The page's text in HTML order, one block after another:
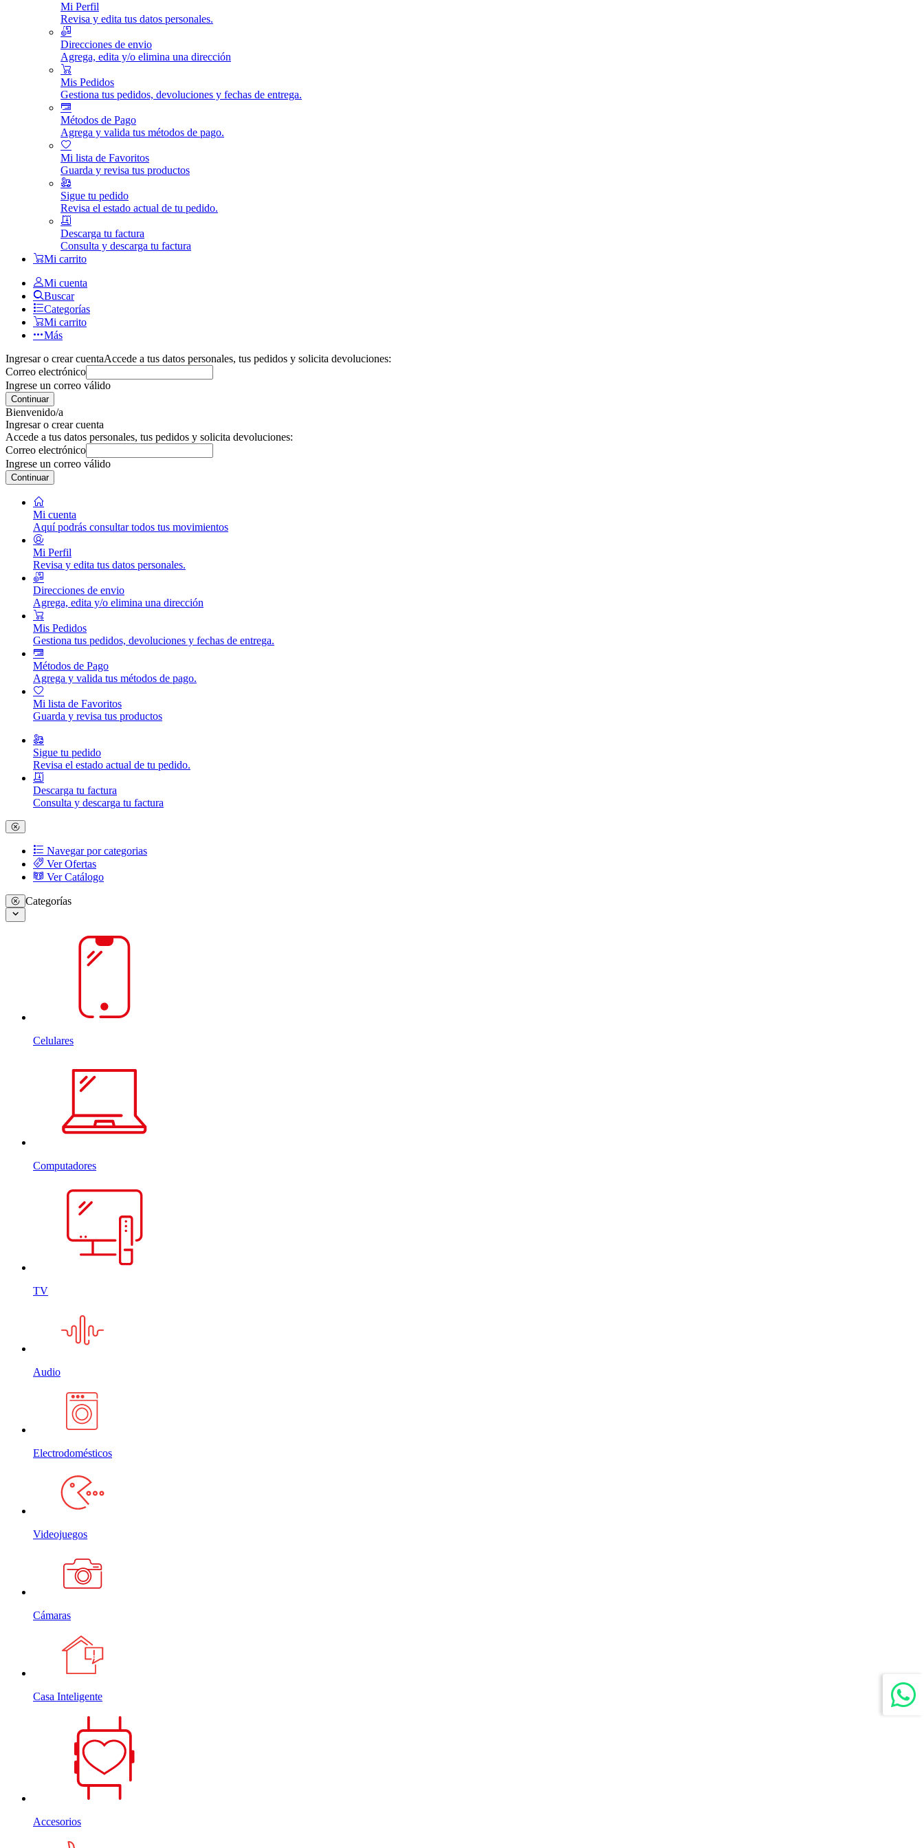
Mi Perfil
Revisa y edita tus datos personales.
Direcciones de envio
Agrega, edita y/o elimina una dirección
Mis Pedidos
Gestiona tus pedidos, devoluciones y fechas de entrega.
Métodos de Pago
Agrega y valida tus métodos de pago.
Mi lista de Favoritos
Guarda y revisa tus productos
Sigue tu pedido
Revisa el estado actual de tu pedido.
Descarga tu factura
Consulta y descarga tu factura
Mi carrito
Mi cuenta
Buscar
Categorías
Mi carrito
Más
Ingresar o crear cuentaAccede a tus datos personales, tus pedidos y solicita devoluciones:
Correo electrónico
Ingrese un correo válido
Continuar
Bienvenido/a
Ingresar o crear cuenta
Accede a tus datos personales, tus pedidos y solicita devoluciones:
Correo electrónico
Ingrese un correo válido
Continuar
Mi cuenta
Aquí podrás consultar todos tus movimientos
Mi Perfil
Revisa y edita tus datos personales.
Direcciones de envio
Agrega, edita y/o elimina una dirección
Mis Pedidos
Gestiona tus pedidos, devoluciones y fechas de entrega.
Métodos de Pago
Agrega y valida tus métodos de pago.
Mi lista de Favoritos
Guarda y revisa tus productos
Sigue tu pedido
Revisa el estado actual de tu pedido.
Descarga tu factura
Consulta y descarga tu factura
Navegar por categorias
Ver Ofertas
Ver Catálogo
Categorías
Celulares
Computadores
TV
Audio
Electrodomésticos
Videojuegos
Cámaras
Casa Inteligente
Accesorios